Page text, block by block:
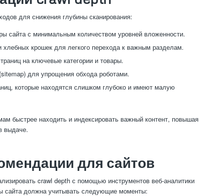
для снижения глубины сканирования:
сайта с минимальным количеством уровней вложенности.
крошек для легкого перехода к важным разделам.
на ключевые категории и товары.
для упрощения обхода роботами.
которые находятся слишком глубоко и имеют малую
быстрее находить и индексировать важный контент, повышая
выдаче.
для сайтов
crawl depth с помощью инструментов веб-аналитики
сайта должна учитывать следующие моменты: